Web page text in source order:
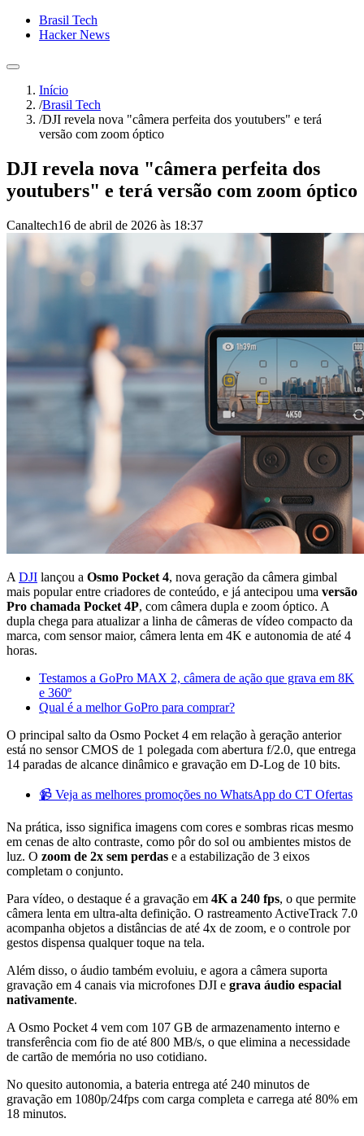
Brasil Tech
Hacker News
Início
/Brasil Tech
/DJI revela nova "câmera perfeita dos youtubers" e terá
versão com zoom óptico
DJI revela nova "câmera perfeita dos
youtubers" e terá versão com zoom óptico
Canaltech16 de abril de 2026 às 18:37
A DJI lançou a Osmo Pocket 4, nova geração da câmera gimbal
mais popular entre criadores de conteúdo, e já antecipou uma versão
Pro chamada Pocket 4P, com câmera dupla e zoom óptico. A
dupla chega para atualizar a linha de câmeras de vídeo compacto da
marca, com sensor maior, câmera lenta em 4K e autonomia de até 4
horas.
Testamos a GoPro MAX 2, câmera de ação que grava em 8K
e 360º
Qual é a melhor GoPro para comprar?
O principal salto da Osmo Pocket 4 em relação à geração anterior
está no sensor CMOS de 1 polegada com abertura f/2.0, que entrega
14 paradas de alcance dinâmico e gravação em D-Log de 10 bits.
📹 Veja as melhores promoções no WhatsApp do CT Ofertas
Na prática, isso significa imagens com cores e sombras ricas mesmo
em cenas de alto contraste, como pôr do sol ou ambientes mistos de
luz. O zoom de 2x sem perdas e a estabilização de 3 eixos
completam o conjunto.
Para vídeo, o destaque é a gravação em 4K a 240 fps, o que permite
câmera lenta em ultra-alta definição. O rastreamento ActiveTrack 7.0
acompanha objetos a distâncias de até 4x de zoom, e o controle por
gestos dispensa qualquer toque na tela.
Além disso, o áudio também evoluiu, e agora a câmera suporta
gravação em 4 canais via microfones DJI e grava áudio espacial
nativamente.
A Osmo Pocket 4 vem com 107 GB de armazenamento interno e
transferência com fio de até 800 MB/s, o que elimina a necessidade
de cartão de memória no uso cotidiano.
No quesito autonomia, a bateria entrega até 240 minutos de
gravação em 1080p/24fps com carga completa e carrega até 80% em
18 minutos.